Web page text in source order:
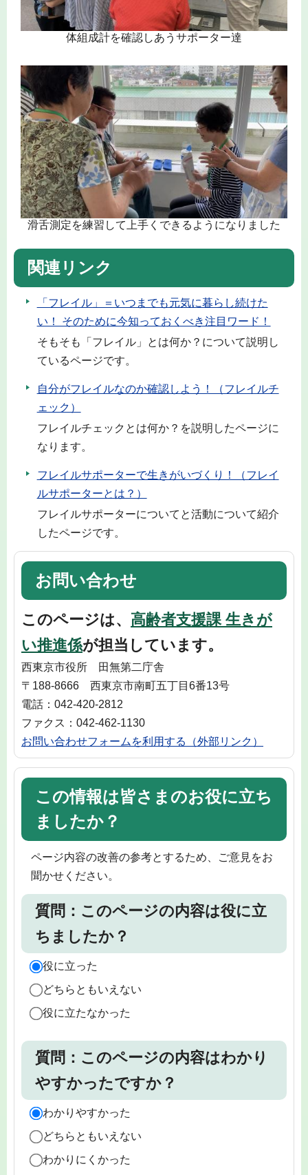
体組成計を確認しあうサポーター達
滑舌測定を練習して上手くできるようになりました
関連リンク
「フレイル」＝いつまでも元気に暮らし続けた
い！ そのために今知っておくべき注目ワード！
そもそも「フレイル」とは何か？について説明し
ているページです。
自分がフレイルなのか確認しよう！（フレイルチ
ェック）
フレイルチェックとは何か？を説明したページに
なります。
フレイルサポーターで生きがいづくり！（フレイ
ルサポーターとは？）
フレイルサポーターについてと活動について紹介
したページです。
お問い合わせ
このページは、 高齢者支援課 生きが
い推進係が担当しています。
西東京市役所 田無第二庁舎
〒188-8666 西東京市南町五丁目6番13号
電話：042-420-2812
ファクス：042-462-1130
お問い合わせフォームを利用する（外部リンク）
この情報は皆さまのお役に立ち
ましたか？
ページ内容の改善の参考とするため、ご意見をお
聞かせください。
質問：このページの内容は役に立
ちましたか？
役に立った
どちらともいえない
役に立たなかった
質問：このページの内容はわかり
やすかったですか？
わかりやすかった
どちらともいえない
わかりにくかった